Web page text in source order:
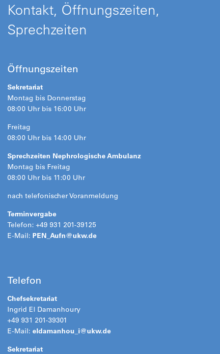
Kontakt, Öffnungszeiten,
Sprechzeiten
Öffnungszeiten
Sekretariat
Montag bis Donnerstag
08:00 Uhr bis 16:00 Uhr
Freitag
08:00 Uhr bis 14:00 Uhr
Sprechzeiten Nephrologische Ambulanz
Montag bis Freitag
08:00 Uhr bis 11:00 Uhr
nach telefonischer Voranmeldung
Terminvergabe
Telefon: +49 931 201-39125
E-Mail: PEN_Aufn@ukw.de
Telefon
Chefsekretariat
Ingrid El Damanhoury
+49 931 201-39301
E-Mail: eldamanhou_i@ukw.de
Sekretariat